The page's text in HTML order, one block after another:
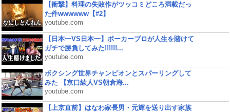
【衝撃】料理の失敗作がツッコミどころ満載だっ
た件wwwwww【#2】
youtube.com
【日本一VS日本一】ポーカープロが人生を賭けて
ガチで勝負してみた!!!!!!...
youtube.com
ボクシング世界チャンピオンとスパーリングして
みた 【京口紘人VS朝倉海...
youtube.com
【上京直前】はなわ家長男・元輝を送り出す家族